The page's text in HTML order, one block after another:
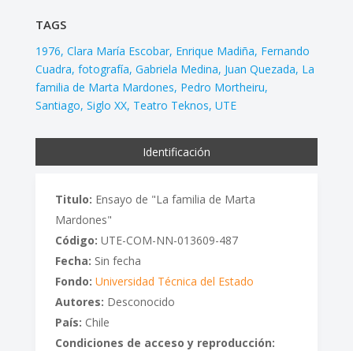
TAGS
1976 Clara María Escobar Enrique Madiña Fernando
Cuadra fotografía Gabriela Medina Juan Quezada La
familia de Marta Mardones Pedro Mortheiru
Santiago Siglo XX Teatro Teknos UTE
Identificación
Titulo: Ensayo de "La familia de Marta
Mardones"
Código: UTE-COM-NN-013609-487
Fecha: Sin fecha
Fondo: Universidad Técnica del Estado
Autores: Desconocido
País: Chile
Condiciones de acceso y reproducción: